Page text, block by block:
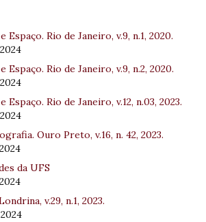
Rio de Janeiro, v.9, n.1, 2020.
Rio de Janeiro, v.9, n.2, 2020.
Rio de Janeiro, v.12, n.03, 2023.
Ouro Preto, v.16, n. 42, 2023.
da UFS
v.29, n.1, 2023.